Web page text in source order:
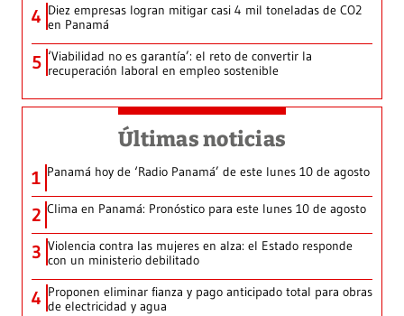
4 Diez empresas logran mitigar casi 4 mil toneladas de CO2
en Panamá
5 ‘Viabilidad no es garantía’: el reto de convertir la
recuperación laboral en empleo sostenible
Últimas noticias
1 Panamá hoy de ‘Radio Panamá’ de este lunes 10 de agosto
2 Clima en Panamá: Pronóstico para este lunes 10 de agosto
3 Violencia contra las mujeres en alza: el Estado responde
con un ministerio debilitado
4 Proponen eliminar fianza y pago anticipado total para obras
de electricidad y agua